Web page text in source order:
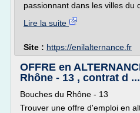
passionnant dans les villes du
Lire la suite
Site : https://enilalternance.fr
OFFRE en
Rhône - 13 , contrat d ...
Bouches du Rhône - 13
Trouver une offre d'emploi en